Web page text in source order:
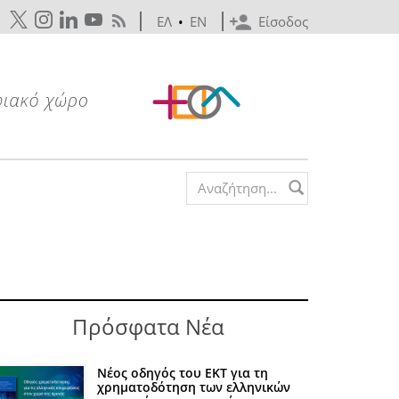
Είσοδος
ΕΛ • EN
Search form
Πρόσφατα Νέα
Νέος οδηγός του ΕΚΤ για τη
χρηματοδότηση των ελληνικών